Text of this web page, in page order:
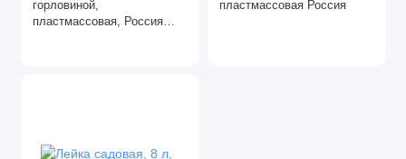
Рыхлители
Системы хранения садового инвентаря
горловиной,
пластмассовая, Россия
пластмассовая Россия